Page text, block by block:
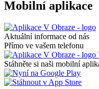
Mobilní aplikace
Aktuální informace od nás
Přímo ve vašem telefonu
Stáhněte si naši mobilní